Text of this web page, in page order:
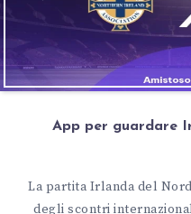
App per guardare
La partita Irlanda del
degli scontri